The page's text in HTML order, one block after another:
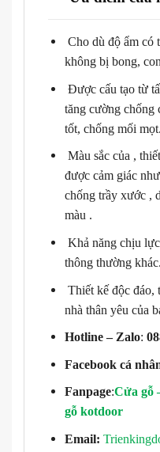
Cho dù độ ẩm có
không bị bong,
Được cấu tạo từ
tăng cường chống
tốt, chống mối mọt.
Màu sắc của ,
được cảm giác
chống trầy xước ,
màu .
Khả năng chịu
thông thường khác.
Thiết kế độc đáo,
nhà thân yêu của
Hotline – Zalo:
Facebook cá
Fanpage:Cửa gỗ
gỗ kotdoor
Email: